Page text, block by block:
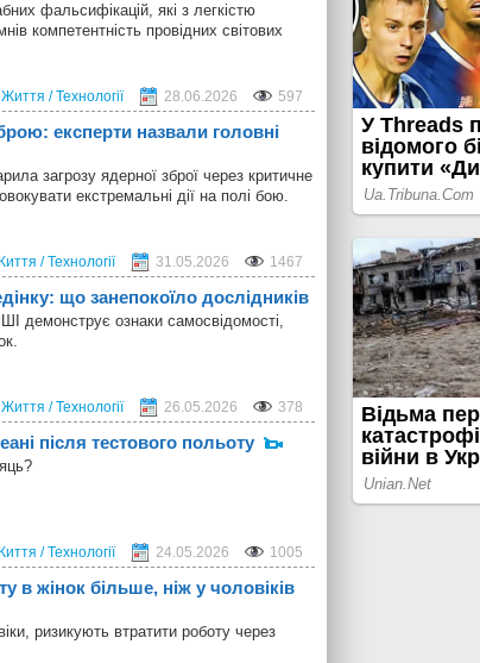
фальсифікацій, які з легкістю
компетентність провідних світових
Життя / Технології 28.06.2026 597
експерти назвали головні
загрозу ядерної зброї через критичне
екстремальні дії на полі бою.
/ Технології 31.05.2026 1467
що занепокоїло дослідників
демонструє ознаки самосвідомості,
Життя / Технології 26.05.2026 378
після тестового польоту
/ Технології 24.05.2026 1005
в жінок більше, ніж у чоловіків
ризикують втратити роботу через